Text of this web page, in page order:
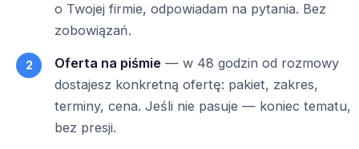
o Twojej firmie, odpowiadam na pytania. Bez
zobowiązań.
Oferta na piśmie — w 48 godzin od rozmowy
dostajesz konkretną ofertę: pakiet, zakres,
terminy, cena. Jeśli nie pasuje — koniec tematu,
bez presji.